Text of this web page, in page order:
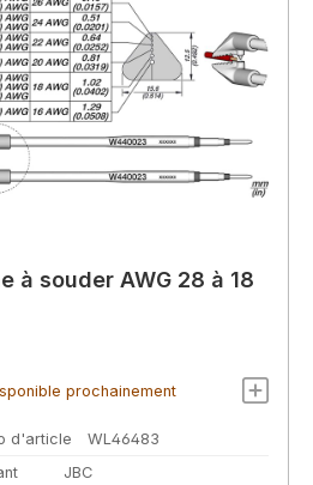
à souder AWG 28 à 18
prochainement
d'article
WL46483
JBC